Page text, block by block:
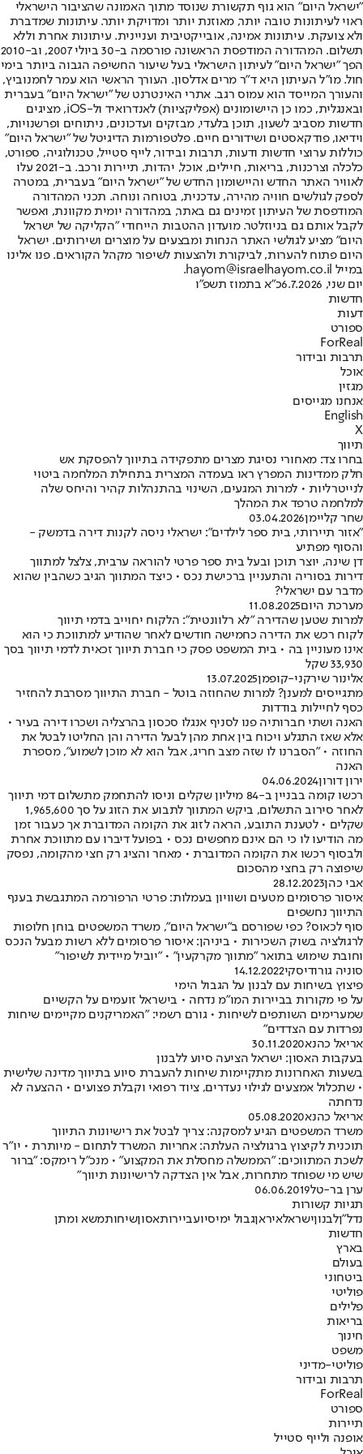
"ישראל היום" הוא גוף תקשורת שנוסד מתוך האמונה שהציבור הישראלי
ראוי לעיתונות טובה יותר, מאוזנת יותר ומדויקת יותר. עיתונות שמדברת
ולא צועקת. עיתונות אמינה, אובייקטיבית ועניינית. עיתונות אחרת וללא
תשלום. המהדורה המודפסת הראשונה פורסמה ב-30 ביולי 2007, וב-2010
הפך "ישראל היום" לעיתון הישראלי בעל שיעור החשיפה הגבוה ביותר בימי
חול. מו"ל העיתון היא ד"ר מרים אדלסון. העורך הראשי הוא עמר לחמנוביץ,
והעורך המייסד הוא עמוס רגב. אתרי האינטרנט של "ישראל היום" בעברית
ובאנגלית, כמו כן היישומונים (אפליקציות) לאנדרואיד ול-iOS, מציגים
חדשות מסביב לשעון, תוכן בלעדי, מבזקים ועדכונים, ניתוחים ופרשנויות,
וידיאו, פודקאסטים ושידורים חיים. פלטפורמות הדיגיטל של "ישראל היום"
כוללות ערוצי חדשות ודעות, תרבות ובידור, לייף סטייל, טכנולוגיה, ספורט,
כלכלה וצרכנות, בריאות, חיילים, אוכל, יהדות, תיירות ורכב. ב-2021 עלו
לאוויר האתר החדש והיישומון החדש של "ישראל היום" בעברית, במטרה
לספק לגולשים חוויה מהירה, עדכנית, בטוחה ונוחה. תכני המהדורה
המודפסת של העיתון זמינים גם באתר, במהדורה יומית מקוונת, ואפשר
לקבל אותם גם בניוזלטר. מועדון ההטבות הייחודי "הקליקה של ישראל
היום" מציע לגולשי האתר הנחות ומבצעים על מוצרים ושירותים. ישראל
היום פתוח להערות, לביקורת ולהצעות לשיפור מקהל הקוראים. פנו אלינו
במייל hayom@israelhayom.co.il.
יום שני, 6.7.2026
כ"א בתמוז תשפ"ו
חדשות
דעות
ספורט
ForReal
תרבות ובידור
אוכל
מגזין
אנחנו מגייסים
English
X
תיווך
בחרו צד: מאחורי נסיגת מצרים מתפקידה בתיווך להפסקת אש
חלק ממדינות המפרץ ראו בעמדה המצרית בתחילת המלחמה ביטוי
לנייטרליות • למרות המגעים, השינוי בהתנהלות קהיר והיחס שלה
למלחמה טרפד את המהלך
שחר קליימן03.04.2026
"אזור תיירותי, בית ספר לילדים": ישראלי ניסה לקנות דירה בדמשק -
והסוף מפתיע
דן שינה, יוצר תוכן ובעל בית ספר פרטי להוראה ערבית, צלצל למתווך
דירות בסוריה והתעניין ברכישת נכס • כיצד המתווך הגיב כשהבין שהוא
מדבר עם ישראלי?
מערכת היום11.08.2025
למרות שטען שהדירה "לא רלוונטית": הלקוח יחוייב בדמי תיווך
לקוח רכש את הדירה כחמישה חודשים לאחר שהודיע למתווכת כי הוא
אינו מעוניין בה • בית המשפט פסק כי חברת תיווך זכאית לדמי תיווך בסך
33,930 שקל
אלינור שירקני-קופמן13.07.2025
מתגייסים למענן? למרות שהחוזה בוטל - חברת התיווך מסרבת להחזיר
כסף לחיילות בודדות
האנה ושתי חברותיה פנו לסניף אנגלו סכסון בהרצליה ושכרו דירה בעיר •
אלא שאז התגלע ויכוח בין אחת מהן לבעל הדירה והן החליטו לבטל את
החוזה • "הסברנו לו שזה מצב חריג, אבל הוא לא מוכן לשמוע", מספרת
האנה
ירון דורון04.06.2024
רכשו קומה בבניין ב-84 מיליון שקלים וניסו להתחמק מתשלום דמי תיווך
לאחר סירוב התשלום, ביקש המתווך לתבוע את הזוג על סך 1,965,600
שקלים • לטענת התובע, הראה לזוג את הקומה המדוברת אך כעבור זמן
מה הודיעו לו כי הם אינם מחפשים נכס • בפועל דיברו עם מתווכת אחרת
ולבסוף רכשו את הקומה המדוברת • מאחר והציג רק חצי מהקומה, נפסק
שיפוצה רק בחצי מהסכום
אבי כהן28.12.2023
איסור פרסומים מטעים ושוויון בעמלות: פרטי הרפורמה המתגבשת בענף
התיווך נחשפים
סוף לכאוס? כפי שפורסם ב"ישראל היום", משרד המשפטים בוחן חלופות
לרגולציה בשוק השכירות • ביניהן: איסור פרסומים ללא רשות מבעל הנכס
וחובת שימוש בתואר "מתווך מקרקעין" • "יוביל מיידית לשיפור"
סוניה גורודיסקי14.12.2022
פיצוץ בשיחות עם לבנון על הגבול הימי
על פי מקורות בביירות המו"מ נדחה • בישראל זועמים על הקשיים
שמערימים השותפים לשיחות • גורם רשמי: "האמריקנים מקיימים שיחות
נפרדות עם הצדדים"
אריאל כהנא30.11.2020
בעקבות האסון: ישראל הציעה סיוע ללבנון
בשעות האחרונות מתקיימות שיחות להעברת סיוע בתיווך מדינה שלישית
• שתכלול אמצעים לגילוי נעדרים, ציוד רפואי וקבלת פצועים • ההצעה לא
נדחתה
אריאל כהנא05.08.2020
משרד המשפטים הגיע למסקנה: צריך לבטל את רישיונות התיווך
תוכנית לקיצוץ ברגולציה העלתה: אחריות המשרד לתחום - מיותרת • יו"ר
לשכת המתווכים: "הממשלה מחסלת את המקצוע" • מנכ"ל רימקס: "ברור
שיש מי שפוחד מתחרות, אבל אין הצדקה לרישיונות תיווך"
ערן בר-טל06.06.2019
תגיות קשורות
נדל"ןלבנוןישראלאיראןגבול ימיסיועביירותאסוןשיחותמשא ומתן
חדשות
בארץ
בעולם
ביטחוני
פוליטי
פלילים
בריאות
חינוך
משפט
פוליטי-מדיני
תרבות ובידור
ForReal
ספורט
תיירות
אופנה ולייף סטייל